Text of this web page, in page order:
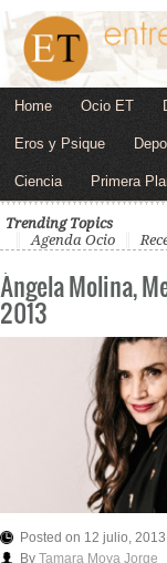
Home Ocio ET
Eros y Psique
Ciencia Primera
Trending Topics
Agenda Ocio
Ángela Molina,
2013
Posted on 12 julio, 2013
By Tamara Moya Jorge